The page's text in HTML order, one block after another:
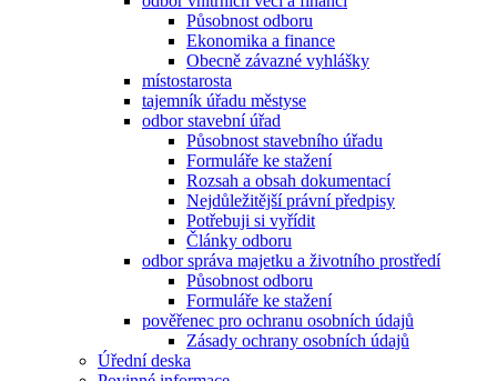
Působnost odboru
Ekonomika a finance
Obecně závazné vyhlášky
místostarosta
tajemník úřadu městyse
odbor stavební úřad
Působnost stavebního úřadu
Formuláře ke stažení
Rozsah a obsah dokumentací
Nejdůležitější právní předpisy
Potřebuji si vyřídit
Články odboru
odbor správa majetku a životního prostředí
Působnost odboru
Formuláře ke stažení
pověřenec pro ochranu osobních údajů
Zásady ochrany osobních údajů
Úřední deska